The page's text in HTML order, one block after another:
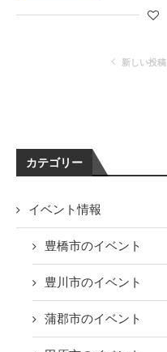
新しい投稿
カテゴリー
イベント情報
豊橋市のイベント
豊川市のイベント
蒲郡市のイベント